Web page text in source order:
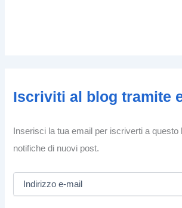
Iscriviti al blog tramite
Inserisci la tua email per iscriverti a questo
notifiche di nuovi post.